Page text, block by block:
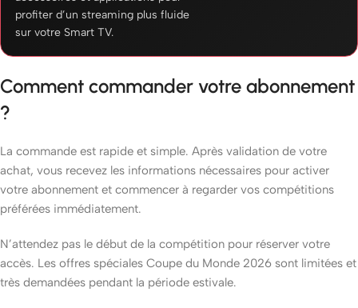
profiter d’un streaming plus fluide
sur votre Smart TV.
Comment commander votre abonnement
?
La commande est rapide et simple. Après validation de votre
achat, vous recevez les informations nécessaires pour activer
votre abonnement et commencer à regarder vos compétitions
préférées immédiatement.
N’attendez pas le début de la compétition pour réserver votre
accès. Les offres spéciales Coupe du Monde 2026 sont limitées et
très demandées pendant la période estivale.